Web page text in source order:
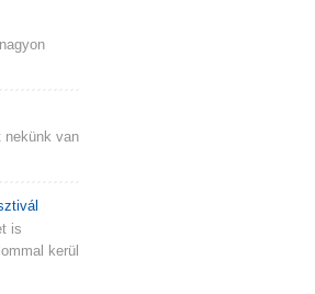
nekünk van
is
kerül